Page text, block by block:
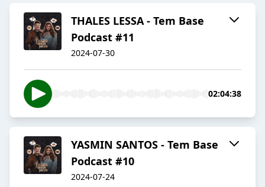
THALES LESSA - Tem Base
Podcast #11
2024-07-30
02:04:38
YASMIN SANTOS - Tem Base
Podcast #10
2024-07-24